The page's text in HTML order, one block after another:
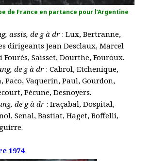
en partance pour l’Argentine
assis, de g à dr : Lux, Bertranne,
dirigeants Jean Desclaux, Marcel
Saisset, Dourthe, Fouroux.
de g à dr : Cabrol, Etchenique,
Paco, Vaquerin, Paul, Gourdon,
Pécune, Desnoyers.
de g à dr : Iraçabal, Dospital,
Senal, Bastiat, Haget, Boffelli,
1974.